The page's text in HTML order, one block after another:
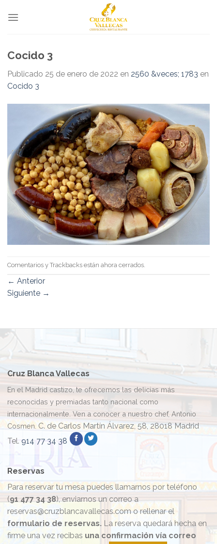
Cocido 3
Publicado 25 de enero de 2022 en 2560 &veces; 1783 en
Cocido 3
Comentarios y Trackbacks están ahora cerrados.
← Anterior
Siguiente →
Cruz Blanca Vallecas
En el Madrid castizo, te ofrecemos las delicias más
reconocidas y premiadas tanto nacional como
internacionalmente. Ven a conocer a nuestro chef, Antonio
Cosmen. C. de Carlos Martín Álvarez, 58, 28018 Madrid
Tel. 914 77 34 38
Reservas
Para reservar tu mesa puedes llamarnos por teléfono
(91 477 34 38), enviarnos un correo a
reservas@cruzblancavallecas.com o rellenar el
formulario de reservas. La reserva quedará hecha en
firme una vez recibas una confirmación vía correo